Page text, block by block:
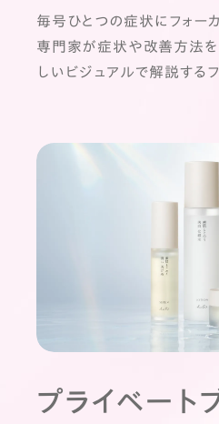
毎号ひとつの症状にフォー
専門家が症状や改善方法を
しいビジュアルで解説する
プライベート